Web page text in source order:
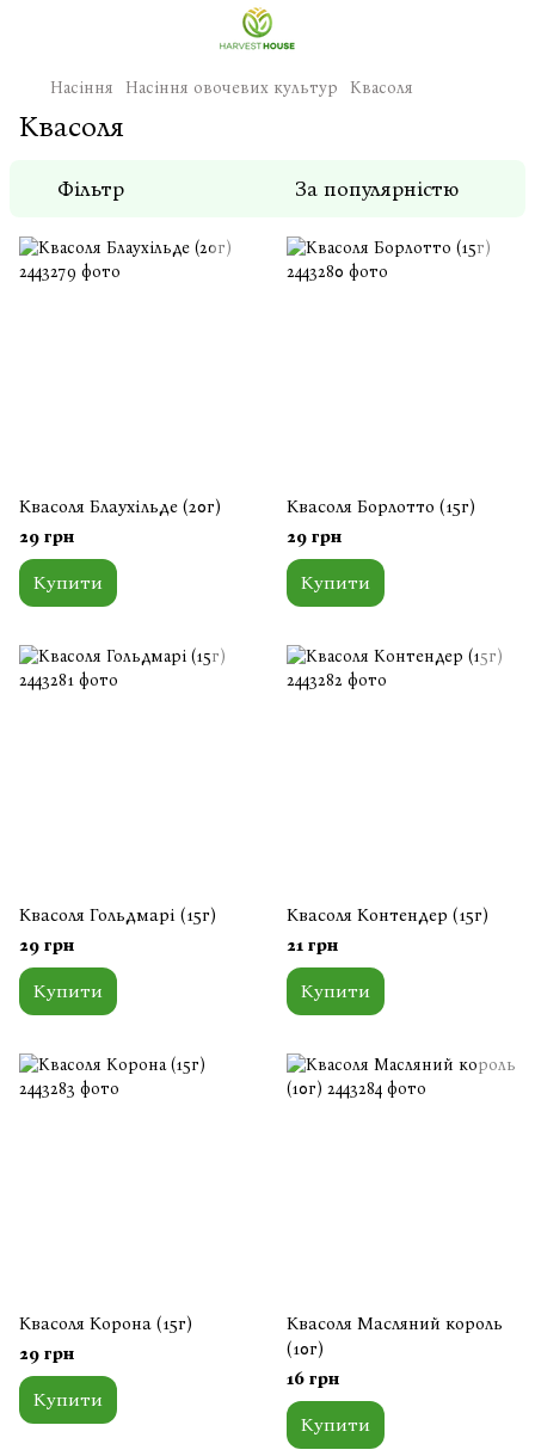
Насіння Насіння овочевих культур Квасоля
Квасоля
Фільтр За популярністю
Квасоля Блаухільде (20г)
29 грн
Купити
Квасоля Борлотто (15г)
29 грн
Купити
Квасоля Гольдмарі (15г)
29 грн
Купити
Квасоля Контендер (15г)
21 грн
Купити
Квасоля Корона (15г)
29 грн
Купити
Квасоля Масляний король
(10г)
16 грн
Купити